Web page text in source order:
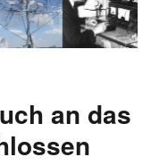
an das